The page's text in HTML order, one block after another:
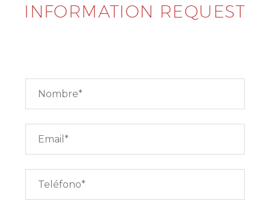
INFORMATION REQUEST